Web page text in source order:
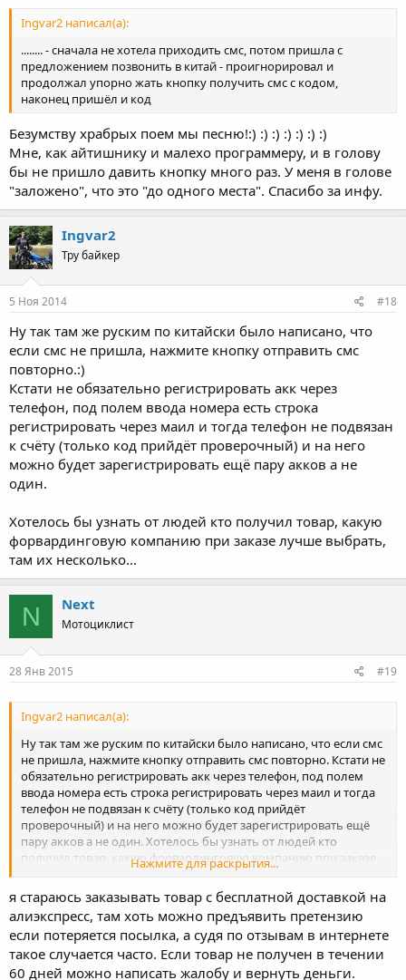
Ingvar2 написал(а):
........ - сначала не хотела приходить смс, потом пришла с
предложением позвонить в китай - проигнорировал и
продолжал упорно жать кнопку получить смс с кодом,
наконец пришёл и код
Безумству храбрых поем мы песню!:) :) :) :) :) :) :)
Мне, как айтишнику и малехо программеру, и в голову
бы не пришло давить кнопку много раз. У меня в голове
"заложено", что это "до одного места". Спасибо за инфу.
Ingvar2
Тру байкер
5 Ноя 2014 #18
Ну так там же руским по китайски было написано, что
если смс не пришла, нажмите кнопку отправить смс
повторно.:)
Кстати не обязательно регистрировать акк через
телефон, под полем ввода номера есть строка
регистрировать через маил и тогда телефон не подвязан
к счёту (только код прийдёт проверочный) и на него
можно будет зарегистрировать ещё пару акков а не
один.
Хотелось бы узнать от людей кто получил товар, какую
форвардинговую компанию при заказе лучше выбрать,
там их несколько...
N Next
Мотоциклист
28 Янв 2015 #19
Ingvar2 написал(а):
Ну так там же руским по китайски было написано, что если смс
не пришла, нажмите кнопку отправить смс повторно. Кстати не
обязательно регистрировать акк через телефон, под полем
ввода номера есть строка регистрировать через маил и тогда
телефон не подвязан к счёту (только код прийдёт
проверочный) и на него можно будет зарегистрировать ещё
пару акков а не один. Хотелось бы узнать от людей кто
получил товар, какую форвардинговую компанию при заказе
лучше выбрать, там их несколько...
Нажмите для раскрытия...
я стараюсь заказывать товар с бесплатной доставкой на
алиэкспресс, там хоть можно предъявить претензию
если потеряется посылка, а судя по отзывам в интернете
такое случается часто. Если товар не получен в течении
60 дней можно написать жалобу и вернуть деньги.